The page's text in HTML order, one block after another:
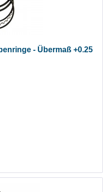
- Übermaß +0.25